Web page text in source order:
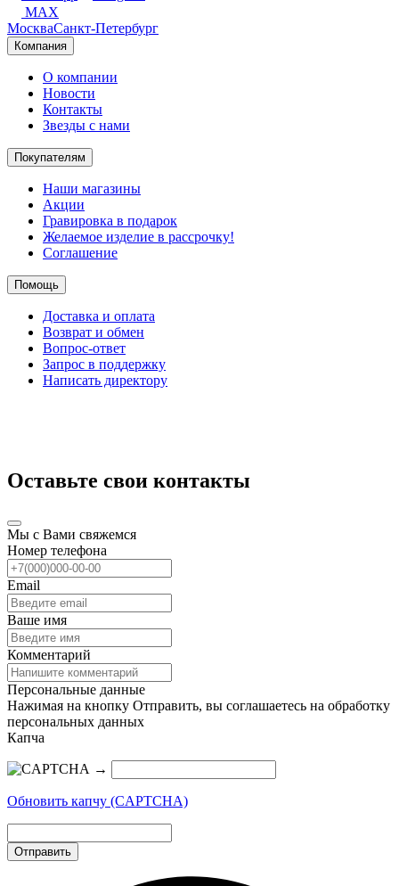
MAX
МоскваСанкт-Петербург
Компания
О компании
Новости
Контакты
Звезды с нами
Покупателям
Наши магазины
Акции
Гравировка в подарок
Желаемое изделие в рассрочку!
Соглашение
Помощь
Доставка и оплата
Возврат и обмен
Вопрос-ответ
Запрос в поддержку
Написать директору
Оставьте свои контакты
Мы с Вами свяжемся
Номер телефона
Email
Ваше имя
Комментарий
Персональные данные
Нажимая на кнопку Отправить, вы соглашаетесь на обработку
персональных данных
Капча
→
Обновить капчу (CAPTCHA)
Отправить